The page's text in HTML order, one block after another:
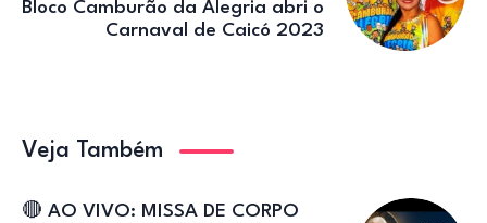
Bloco Camburão da Alegria abri o
Carnaval de Caicó 2023
Veja Também
🔴 AO VIVO: MISSA DE CORPO